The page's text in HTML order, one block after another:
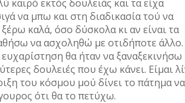
καιρό εκτός δουλειάς και τα είχα
να µπω και στη διαδικασία τού να
καλά, όσο δύσκολα κι αν είναι τα
να ασχοληθώ µε οτιδήποτε άλλο.
θα ήταν να ξαναξεκινήσω
δουλειές που έχω κάνει. Είµαι
του κόσµου µού δίνει το πάτηµα
ότι θα το πετύχω.